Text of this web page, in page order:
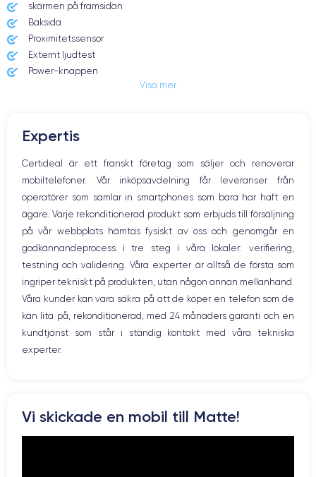
skärmen på framsidan
Baksida
Proximitetssensor
Externt ljudtest
Power-knappen
Högtalare
Hem-knappen
Bluetooth
WiFi
Nätverk
Vibration
Prise USB
Visa mer
Expertis
Certideal är ett franskt företag som säljer och renoverar
mobiltelefoner. Vår inköpsavdelning får leveranser från
operatörer som samlar in smartphones som bara har haft en
ägare. Varje rekonditionerad produkt som erbjuds till försäljning
på vår webbplats hämtas fysiskt av oss och genomgår en
godkännandeprocess i tre steg i våra lokaler: verifiering,
testning och validering. Våra experter är alltså de första som
ingriper tekniskt på produkten, utan någon annan mellanhand.
Våra kunder kan vara säkra på att de köper en telefon som de
kan lita på, rekonditionerad, med 24 månaders garanti och en
kundtjänst som står i ständig kontakt med våra tekniska
experter.
Vi skickade en mobil till Matte!